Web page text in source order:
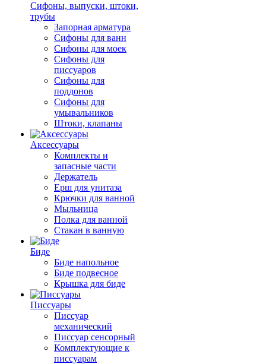
Сифоны, выпуски, штоки,
трубы
Запорная арматура
Сифоны для ванн
Сифоны для моек
Сифоны для
писсуаров
Сифоны для
поддонов
Сифоны для
умывальников
Штоки, клапаны
Аксессуары
Комплекты и
запасные части
Держатель
Ерш для унитаза
Крючки для ванной
Мыльница
Полка для ванной
Стакан в ванную
Биде
Биде напольное
Биде подвесное
Крышка для биде
Писсуары
Писсуар
механический
Писсуар сенсорный
Комплектующие к
писсуарам